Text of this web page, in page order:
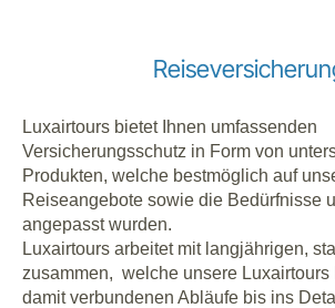
Luxairtours bietet Ihnen umfassenden
Versicherungsschutz in Form von
Produkten, welche bestmöglich auf
Reiseangebote sowie die Bedürfnisse
angepasst wurden.
Luxairtours arbeitet mit langjährigen,
zusammen, welche unsere Luxairtours
damit verbundenen Abläufe bis ins